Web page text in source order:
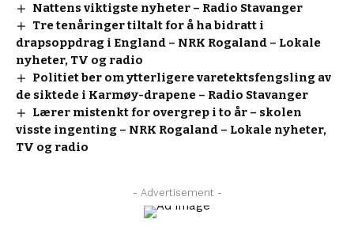
Nattens viktigste nyheter – Radio Stavanger
Tre tenåringer tiltalt for å ha bidratt i
drapsoppdrag i England – NRK Rogaland – Lokale
nyheter, TV og radio
Politiet ber om ytterligere varetektsfengsling av
de siktede i Karmøy-drapene – Radio Stavanger
Lærer mistenkt for overgrep i to år – skolen
visste ingenting – NRK Rogaland – Lokale nyheter,
TV og radio
- Advertisement -